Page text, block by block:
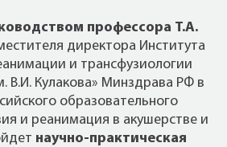
профессора Т.А.
директора Института
и трансфузиологии
Кулакова» Минздрава РФ в
образовательного
и реанимация в акушерстве и
научно-практическая